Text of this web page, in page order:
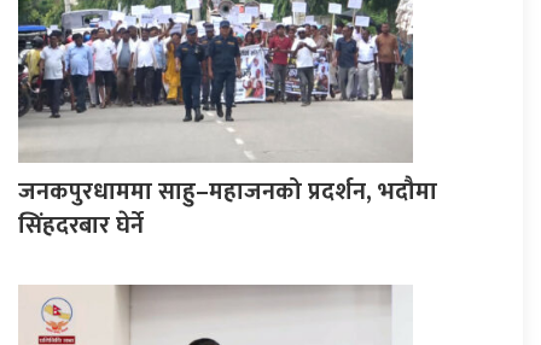
जनकपुरधाममा साहु–महाजनको प्रदर्शन, भदौमा
सिंहदरबार घेर्ने